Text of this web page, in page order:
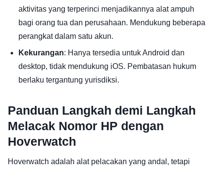
aktivitas yang terperinci menjadikannya alat ampuh
bagi orang tua dan perusahaan. Mendukung beberapa
perangkat dalam satu akun.
Kekurangan: Hanya tersedia untuk Android dan
desktop, tidak mendukung iOS. Pembatasan hukum
berlaku tergantung yurisdiksi.
Panduan Langkah demi Langkah
Melacak Nomor HP dengan
Hoverwatch
Hoverwatch adalah alat pelacakan yang andal, tetapi